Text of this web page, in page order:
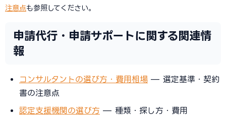
注意点も参照してください。
申請代行・申請サポートに関する関連情
報
コンサルタントの選び方・費用相場 — 選定基準・契約
書の注意点
認定支援機関の選び方 — 種類・探し方・費用